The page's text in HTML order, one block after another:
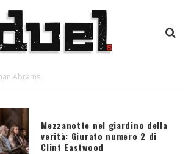
Abrams
Mezzanotte nel giardino della
verità: Giurato numero 2 di
Clint Eastwood